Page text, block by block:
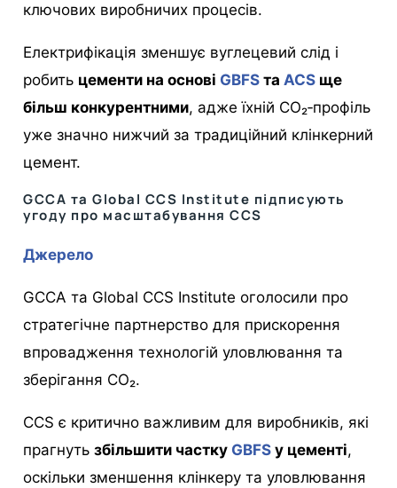
ключових виробничих процесів.
Електрифікація зменшує вуглецевий слід і
робить цементи на основі GBFS таACS ще
більш конкурентними, адже їхній CO₂‑профіль
уже значно нижчий за традиційний клінкерний
цемент.
GCCA та Global CCS Institute підписують
угоду про масштабування CCS
Джерело
GCCA та Global CCS Institute оголосили про
стратегічне партнерство для прискорення
впровадження технологій уловлювання та
зберігання CO₂.
CCS є критично важливим для виробників, які
прагнутьзбільшити частку GBFS у цементі,
оскільки зменшення клінкеру та уловлювання